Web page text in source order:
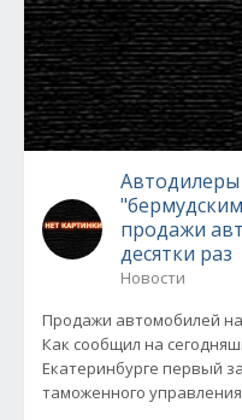
продажи
десятки раз
Новости
Продажи автомобилей на
Как сообщил на
Екатеринбурге первый
таможенного управления